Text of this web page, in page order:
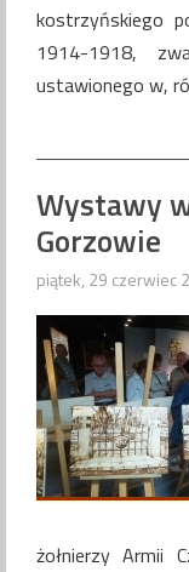
kostrzyńskiego
1914-1918,
ustawionego w,
Wystawy
Gorzowie
piątek, 29 czerwiec
żołnierzy Armii